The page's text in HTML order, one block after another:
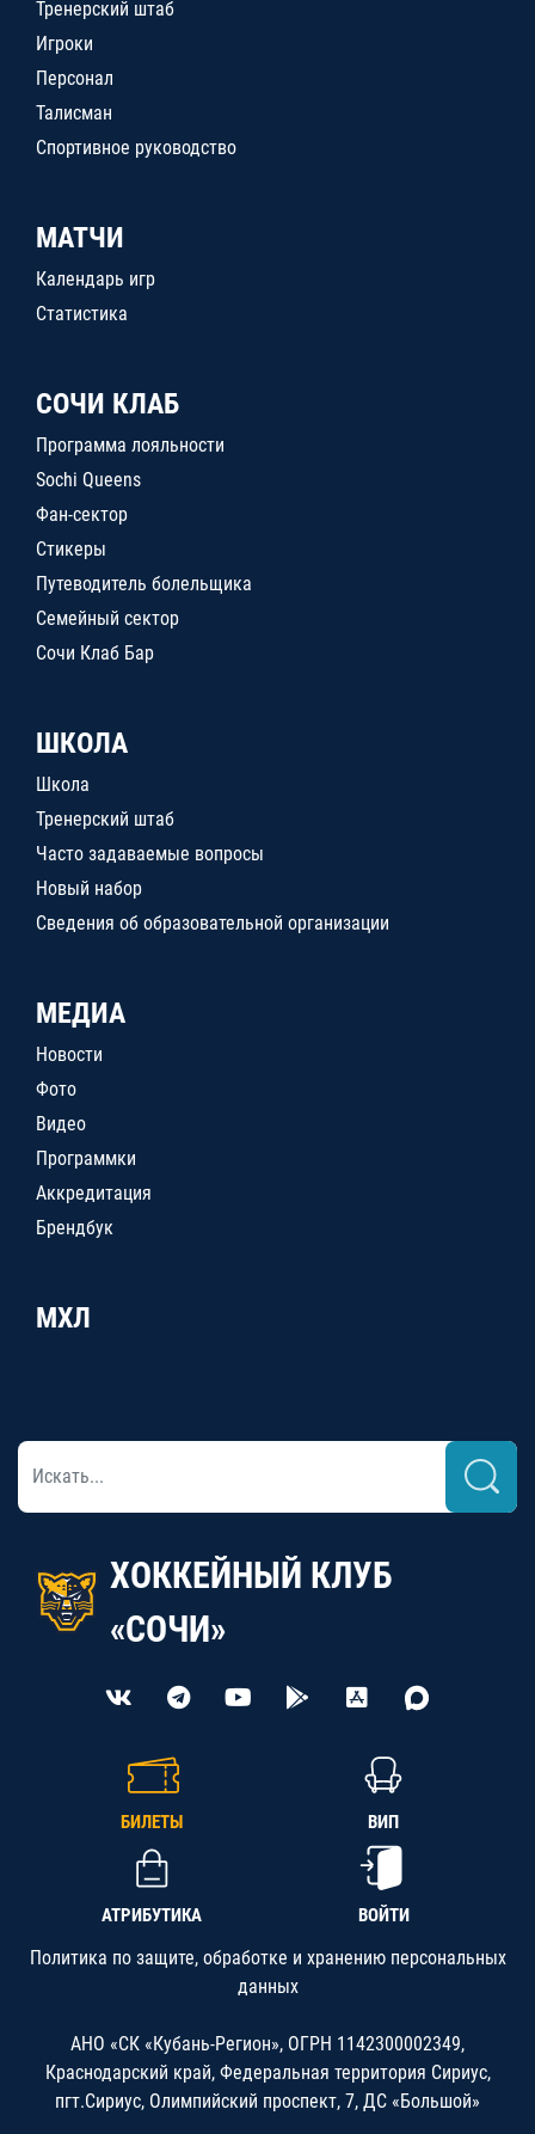
Тренерский штаб
Игроки
Персонал
Талисман
Спортивное руководство
МАТЧИ
Календарь игр
Статистика
СОЧИ КЛАБ
Программа лояльности
Sochi Queens
Фан-сектор
Стикеры
Путеводитель болельщика
Семейный сектор
Сочи Клаб Бар
ШКОЛА
Школа
Тренерский штаб
Часто задаваемые вопросы
Новый набор
Сведения об образовательной организации
МЕДИА
Новости
Фото
Видео
Программки
Аккредитация
Брендбук
МХЛ
ХОККЕЙНЫЙ КЛУБ
«СОЧИ»
БИЛЕТЫ ВИП
АТРИБУТИКА ВОЙТИ
Политика по защите, обработке и хранению персональных
данных
АНО «СК «Кубань-Регион», ОГРН 1142300002349,
Краснодарский край, Федеральная территория Сириус,
пгт.Сириус, Олимпийский проспект, 7, ДС «Большой»